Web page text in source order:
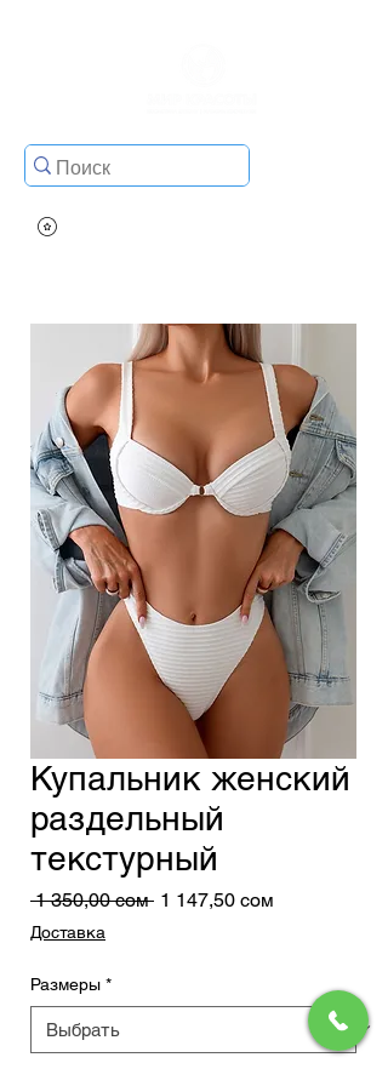
Купальник женский
раздельный
текстурный
1 350,00 сом Обычная
1 147,50 сом
Доставка
Размеры *